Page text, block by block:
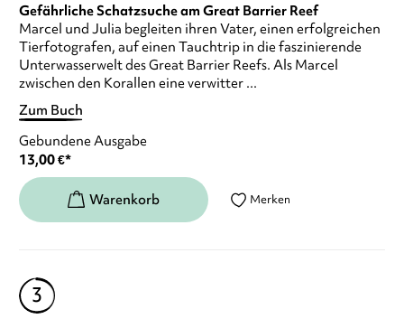
Gefährliche Schatzsuche am Great Barrier Reef
Marcel und Julia begleiten ihren Vater, einen erfolgreichen
Tierfotografen, auf einen Tauchtrip in die faszinierende
Unterwasserwelt des Great Barrier Reefs. Als Marcel
zwischen den Korallen eine verwitter ...
Zum Buch
Gebundene Ausgabe
13,00€*
Merken